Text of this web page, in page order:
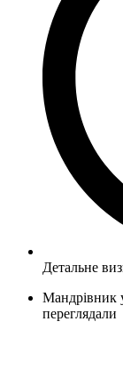
Детальне
Мандрівник
переглядали